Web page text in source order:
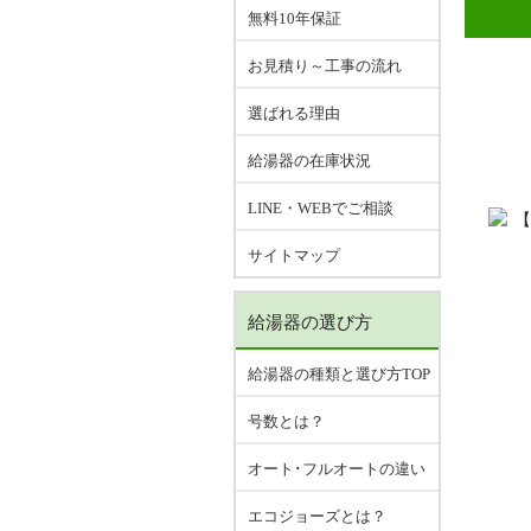
無料10年保証
お見積り～工事の流れ
選ばれる理由
給湯器の在庫状況
LINE・WEBでご相談
サイトマップ
給湯器の選び方
給湯器の種類と選び方TOP
号数とは？
オート･フルオートの違い
エコジョーズとは？